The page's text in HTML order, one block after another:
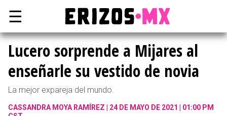
☰
Lucero sorprende a Mijares al
enseñarle su vestido de novia
La mejor expareja del mundo.
CASSANDRA MOYA RAMÍREZ
24 DE MAYO DE 2021 | 01:00 PM